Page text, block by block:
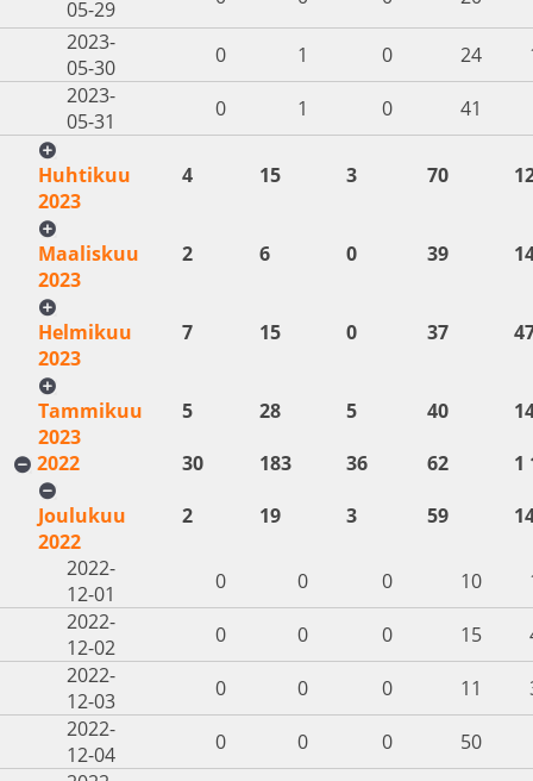
05-29
2023-
05-30
0 1 0 24
2023-
05-31
0 1 0 41
Huhtikuu
2023
4 15 3 70
Maaliskuu
2023
2 6 0 39
Helmikuu
2023
7 15 0 37
Tammikuu
2023
5 28 5 40
2022
30 183 36 62
1
Joulukuu
2022
2 19 3 59
2022-
12-01
0 0 0 10
2022-
12-02
0 0 0 15
2022-
12-03
0 0 0 11
2022-
12-04
0 0 0
50